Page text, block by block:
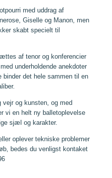
med uddrag af
Giselle og Manon, men
skabt specielt til
af tenor og konferencier
underholdende anekdoter
binder det hele sammen til en
vejr og kunsten, og med
vi en helt ny balletoplevelse
sjæl og karakter.
oplever tekniske problemer
bedes du venligst kontaket